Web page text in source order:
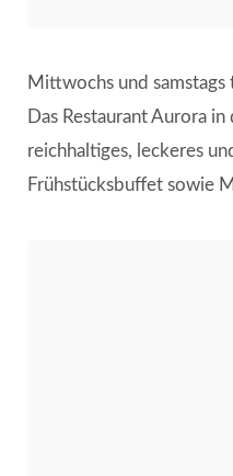
Mittwochs und
Das Restaurant Aurora
reichhaltiges, leckeres
Frühstücksbuffet sowie